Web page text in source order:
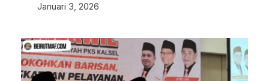
Januari 3, 2026